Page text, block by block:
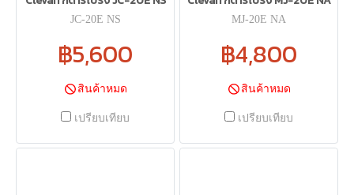
JC-20E NS
฿5,600
สินค้าหมด
เปรียบเทียบ
MJ-20E NA
฿4,800
สินค้าหมด
เปรียบเทียบ